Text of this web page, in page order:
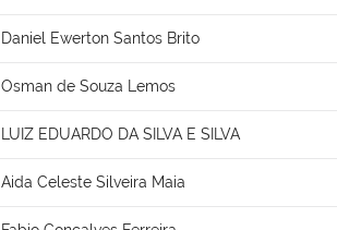
Daniel Ewerton Santos Brito
Osman de Souza Lemos
LUIZ EDUARDO DA SILVA E SILVA
Aida Celeste Silveira Maia